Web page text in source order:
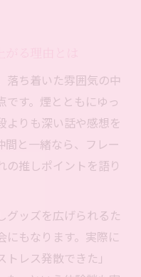
袋シーシャ活用術
人気の池袋シーシ
シャで推し活が充
フレーバー選び方
落ち着いた雰囲気の中
です。煙とともにゆっ
よりも深い話や感想を
間と一緒なら、フレー
の推しポイントを語り
グッズを広げられるた
にもなります。実際に
レス発散できた」